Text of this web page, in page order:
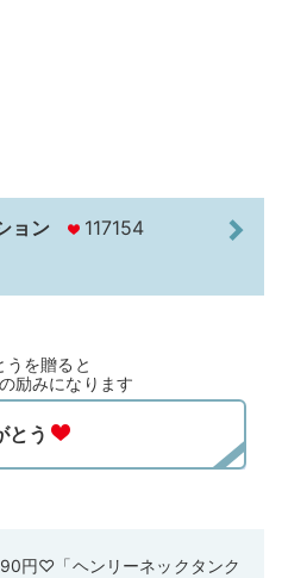
ョン 117154
うを贈ると
励みになります
円♡「ヘンリーネックタンク